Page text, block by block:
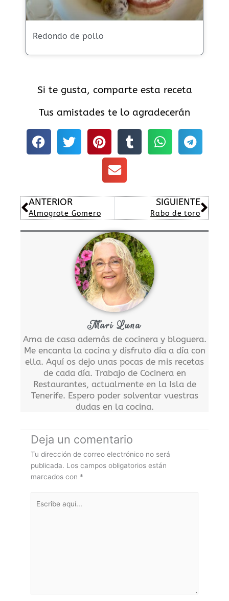
Redondo de pollo
Si te gusta, comparte esta receta
Tus amistades te lo agradecerán
Ant
ANTERIOR
Almogrote Gomero
SIGUIENTE
Rabo de toro
Mari Luna
Ama de casa además de cocinera y bloguera.
Me encanta la cocina y disfruto día a día con
ella. Aquí os dejo unas pocas de mis recetas
de cada día. Trabajo de Cocinera en
Restaurantes, actualmente en la Isla de
Tenerife. Espero poder solventar vuestras
dudas en la cocina.
Deja un comentario
Tu dirección de correo electrónico no será
publicada. Los campos obligatorios están
marcados con *
aquí...